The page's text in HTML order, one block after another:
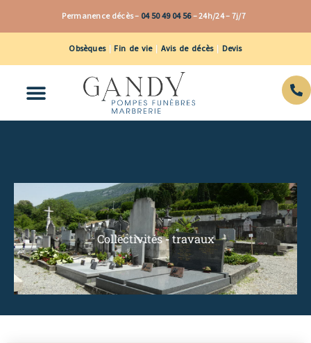
Permanence décès – 04 50 49 04 56–24h/24 – 7j/7
Obsèques|Fin de vie| Avis de décès| Devis
Collectivités - travaux